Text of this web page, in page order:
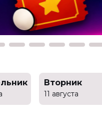
Вторник
11 августа